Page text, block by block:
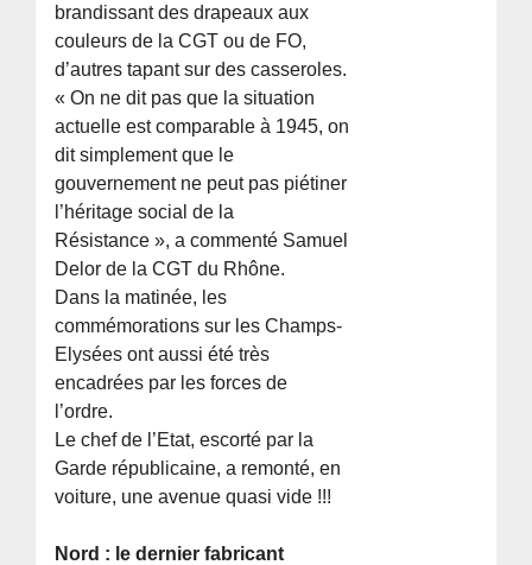
brandissant des drapeaux aux
couleurs de la CGT ou de FO,
d’autres tapant sur des casseroles.
« On ne dit pas que la situation
actuelle est comparable à 1945, on
dit simplement que le
gouvernement ne peut pas piétiner
l’héritage social de la
Résistance », a commenté Samuel
Delor de la CGT du Rhône.
Dans la matinée, les
commémorations sur les Champs-
Elysées ont aussi été très
encadrées par les forces de
l’ordre.
Le chef de l’Etat, escorté par la
Garde républicaine, a remonté, en
voiture, une avenue quasi vide !!!
Nord : le dernier fabricant